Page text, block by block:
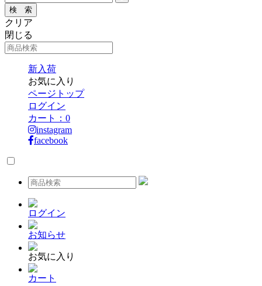
クリア
閉じる
新入荷
お気に入り
ページトップ
ログイン
カート： 0
instagram
facebook
ログイン
お知らせ
お気に入り
カート